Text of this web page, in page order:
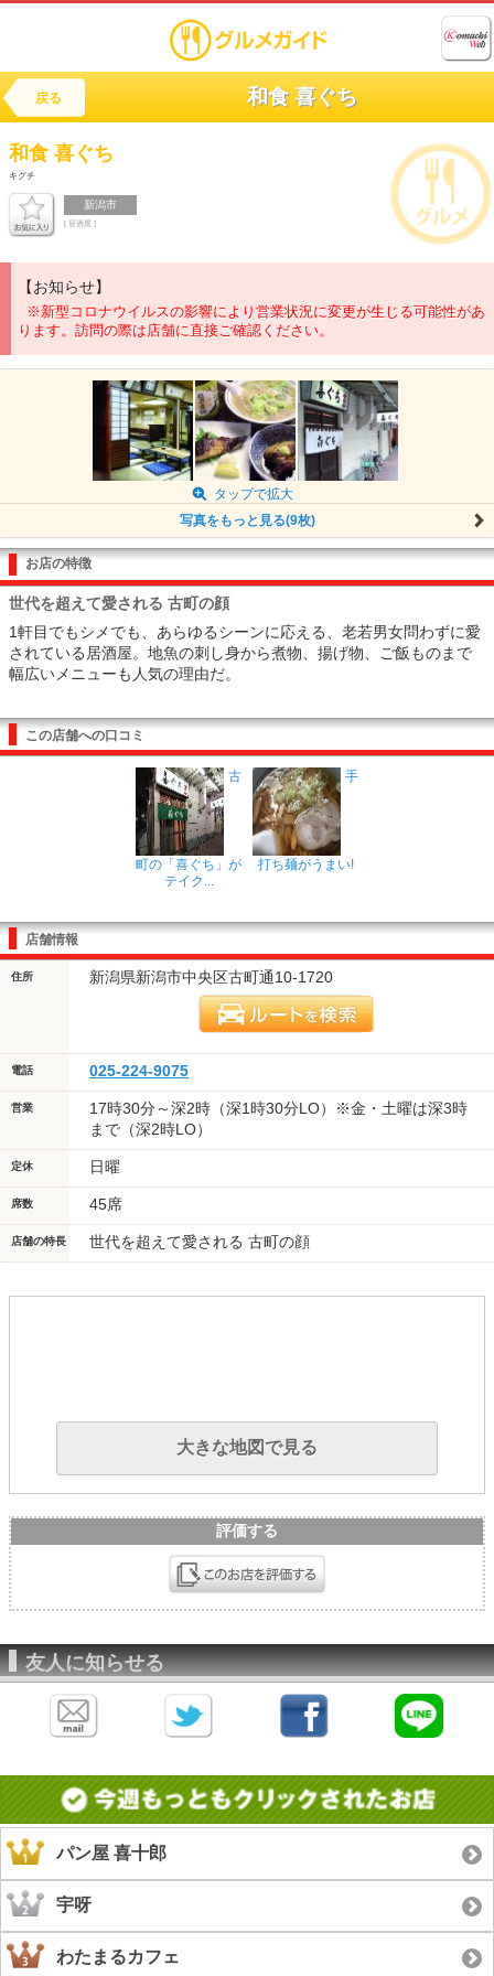
戻る 和食 喜ぐち
和食 喜ぐち
キグチ
新潟市
[ 居酒屋 ]
【お知らせ】
※新型コロナウイルスの影響により営業状況に変更が生じる可能性があ
ります。訪問の際は店舗に直接ご確認ください。
タップで拡大
写真をもっと見る(9枚)
お店の特徴
世代を超えて愛される 古町の顔
1軒目でもシメでも、あらゆるシーンに応える、老若男女問わずに愛
されている居酒屋。地魚の刺し身から煮物、揚げ物、ご飯ものまで
幅広いメニューも人気の理由だ。
この店舗への口コミ
古
町の「喜ぐち」が
テイク...
手
打ち麺がうまい!
店舗情報
住所 新潟県新潟市中央区古町通10-1720
電話 025-224-9075
営業
17時30分～深2時（深1時30分LO）※金・土曜は深3時
まで（深2時LO）
定休 日曜
席数 45席
店舗の特長 世代を超えて愛される 古町の顔
大きな地図で見る
評価する
友人に知らせる
パン屋 喜十郎
宇呀
わたまるカフェ